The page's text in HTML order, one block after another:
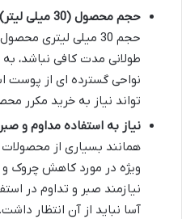
حجم محصول (30 میلی لیتر):
حجم 30 میلی لیتری
طولانی مدت کافی نباشد،
نواحی گسترده ای از پوست
تواند نیاز به خرید مکرر
نیاز به استفاده مداوم و
همانند بسیاری از
ویژه در مورد کاهش چروک و
نیازمند صبر و تداوم در
آسا نباید از آن انتظار